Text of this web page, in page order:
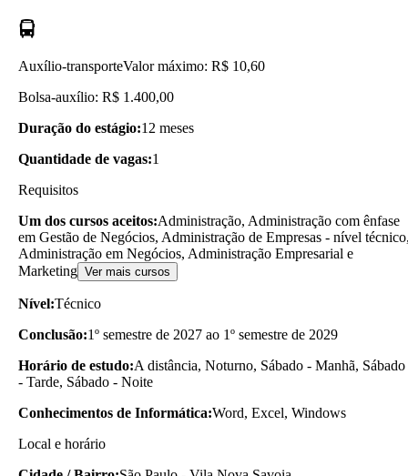
Auxílio-transporteValor máximo: R$ 10,60
Bolsa-auxílio: R$ 1.400,00
Duração do estágio:12 meses
Quantidade de vagas:1
Requisitos
Um dos cursos aceitos:Administração, Administração com ênfase
em Gestão de Negócios, Administração de Empresas - nível
Administração em Negócios, Administração Empresarial e
Marketing Ver mais cursos
Nível:Técnico
Conclusão:1º semestre de 2027 ao 1º semestre de 2029
Horário de estudo:A distância, Noturno, Sábado - Manhã, Sábado
- Tarde, Sábado - Noite
Conhecimentos de Informática:Word, Excel, Windows
Local e horário